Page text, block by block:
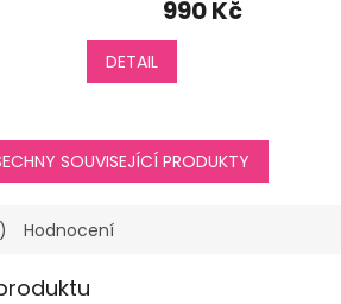
990 Kč
DETAIL
SOUVISEJÍCÍ PRODUKTY
Hodnocení